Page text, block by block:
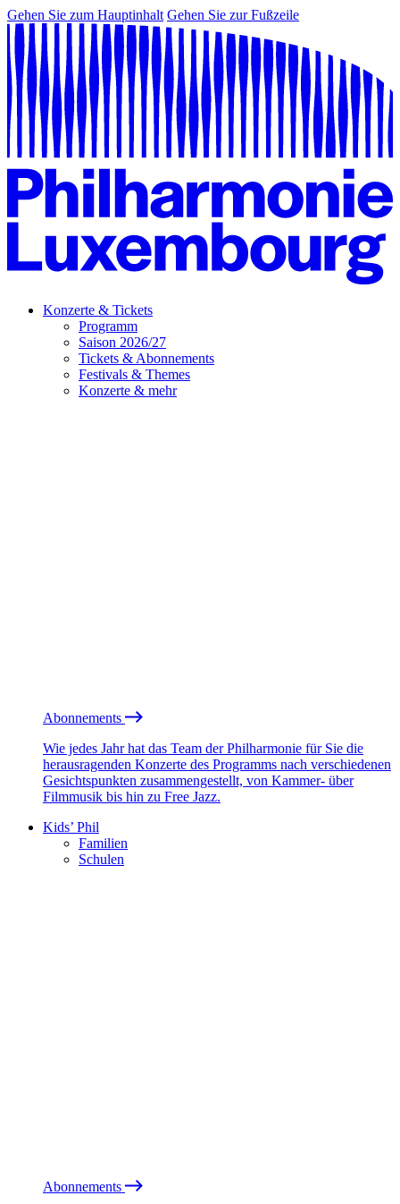
Gehen Sie zum Hauptinhalt Gehen Sie zur Fußzeile
Konzerte & Tickets
Programm
Saison 2026/27
Tickets & Abonnements
Festivals & Themes
Konzerte & mehr
Abonnements
Wie jedes Jahr hat das Team der Philharmonie für Sie die
herausragenden Konzerte des Programms nach verschiedenen
Gesichtspunkten zusammengestellt, von Kammer- über
Filmmusik bis hin zu Free Jazz.
Kids’ Phil
Familien
Schulen
Abonnements